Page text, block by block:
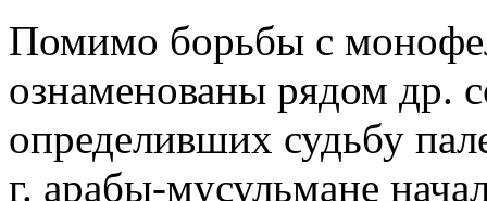
Помимо борьбы с
ознаменованы рядом др.
определивших судьбу
г. арабы-мусульмане